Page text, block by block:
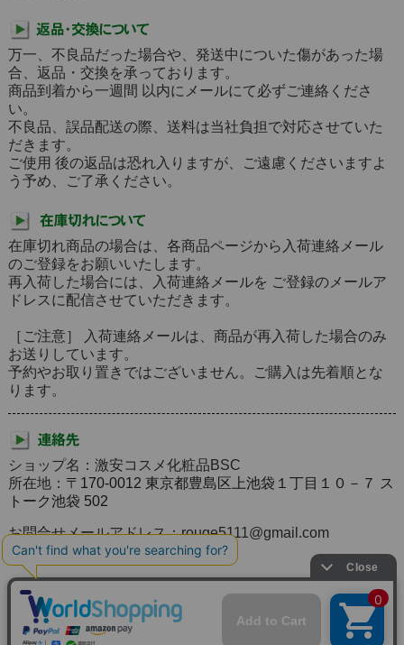
万一、不良品だった場合や、発送中についた傷があった場
合、返品・交換を承っております。
商品到着から一週間 以内にメールにて必ずご連絡くださ
い。
不良品、誤品配送の際、送料は当社負担で対応させていた
だきます。
ご使用 後の返品は恐れ入りますが、ご遠慮くださいますよ
う予め、ご了承ください。
在庫切れ商品の場合は、各商品ページから入荷連絡メール
のご登録をお願いいたします。
再入荷した場合には、入荷連絡メールを ご登録のメールア
ドレスに配信させていただきます。
［ご注意］ 入荷連絡メールは、商品が再入荷した場合のみ
お送りしています。
予約やお取り置きではございません。ご購入は先着順とな
ります。
ショップ名：激安コスメ化粧品BSC
所在地： 〒170-0012 東京都豊島区上池袋１丁目１０－７ ス
トーク池袋 502
お問合せメールアドレス：rouge5111@gmail.com